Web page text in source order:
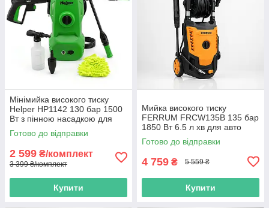
Мінімийка високого тиску
Helper HP1142 130 бар 1500
Вт з пінною насадкою для
авто
Готово до відправки
2 599 ₴/комплект
3 399 ₴/комплект
Купити
Мийка високого тиску
FERRUM FRCW135B 135 бар
1850 Вт 6.5 л хв для авто
двору фасаду
Готово до відправки
4 759 ₴ 5 559 ₴
Купити